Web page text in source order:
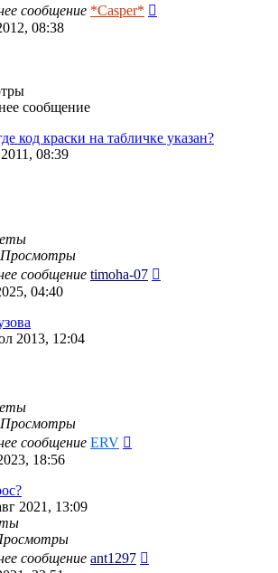
сообщение *Casper*
08:38
сообщение
код краски на табличке указан?
08:39
Просмотры
сообщение timoha-07
04:40
2013, 12:04
Просмотры
сообщение ERV
18:56
2021, 13:09
сообщение ant1297